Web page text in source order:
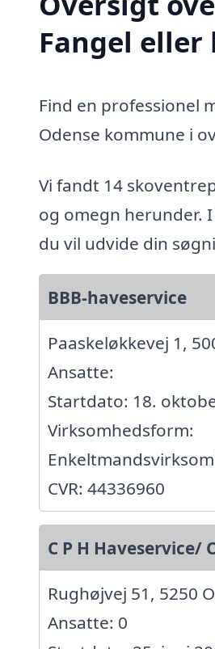
Fangel eller
Find en professionel
Odense kommune i
Vi fandt 14
og omegn herunder.
du vil udvide din
BBB-haveservice
Paaskeløkkevej 1,
Ansatte:
Startdato: 18.
Virksomhedsform:
CVR: 44336960
C P H Haveservice/
Rughøjvej 51, 5250
Ansatte: 0